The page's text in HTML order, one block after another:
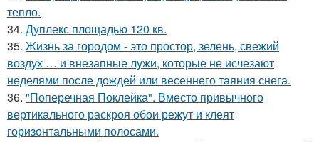
тепло.
34. Дуплекс площадью 120 кв.
35. Жизнь за городом - это простор, зелень, свежий
воздух … и внезапные лужи, которые не исчезают
неделями после дождей или весеннего таяния снега.
36. "Поперечная Поклейка". Вместо привычного
вертикального раскроя обои режут и клеят
горизонтальными полосами.